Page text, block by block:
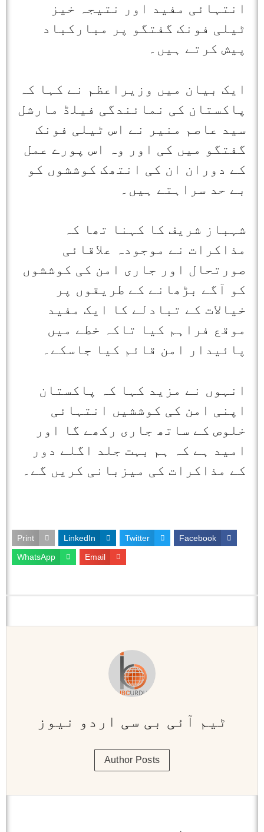
انتہائی مفید اور نتیجہ خیز
ٹیلی فونک گفتگو پر مبارکباد
پیش کرتے ہیں۔
ایک بیان میں وزیراعظم نے کہا کہ
پاکستان کی نمائندگی فیلڈ مارشل
سید عاصم منیر نے اس ٹیلی فونک
گفتگو میں کی اور وہ اس پورے عمل
کے دوران ان کی انتھک کوششوں کو
بے حد سراہتے ہیں۔
شہباز شریف کا کہنا تھا کہ
مذاکرات نے موجودہ علاقائی
صورتحال اور جاری امن کی کوششوں
کو آگے بڑھانے کے طریقوں پر
خیالات کے تبادلے کا ایک مفید
موقع فراہم کیا تاکہ خطے میں
پائیدار امن قائم کیا جاسکے۔
انہوں نے مزید کہا کہ پاکستان
اپنی امن کی کوششیں انتہائی
خلوص کے ساتھ جاری رکھے گا اور
امید ہے کہ ہم بہت جلد اگلے دور
کے مذاکرات کی میزبانی کریں گے۔
Facebook
Twitter
LinkedIn
Print
Email
WhatsApp
ٹیم آئی بی سی اردو نیوز
Author Posts